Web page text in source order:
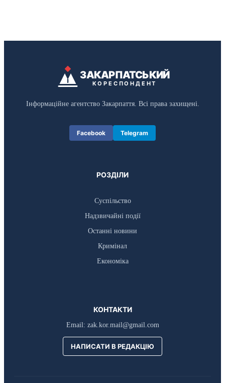
ЗАКАРПАТСЬКИЙ
КОРЕСПОНДЕНТ
Інформаційне агентство Закарпаття. Всі права захищені.
Facebook Telegram
РОЗДІЛИ
Суспільство
Надзвичайні події
Останні новини
Кримінал
Економіка
КОНТАКТИ
Email: zak.kor.mail@gmail.com
НАПИСАТИ В РЕДАКЦІЮ